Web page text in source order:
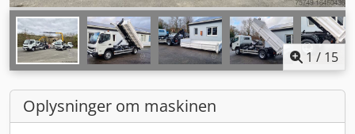
1 / 15
Oplysninger om maskinen